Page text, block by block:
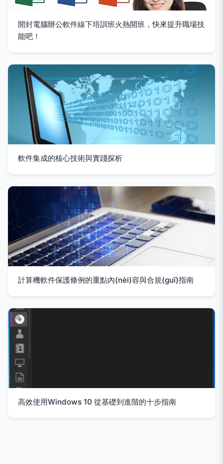
開封電腦辦公軟件線下培訓班火熱開班，快來提升職場技
能吧！
軟件集成的核心技術與實踐探析
計算機軟件保護條例的重點內(nèi)容與合規(guī)指南
高效使用Windows 10 從基礎到進階的十步指南